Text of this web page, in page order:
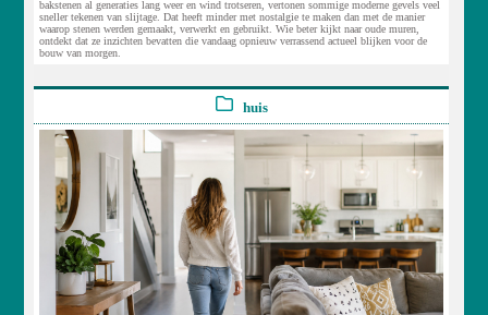
bakstenen al generaties lang weer en wind trotseren, vertonen sommige moderne gevels veel
sneller tekenen van slijtage. Dat heeft minder met nostalgie te maken dan met de manier
waarop stenen werden gemaakt, verwerkt en gebruikt. Wie beter kijkt naar oude muren,
ontdekt dat ze inzichten bevatten die vandaag opnieuw verrassend actueel blijken voor de
bouw van morgen.
huis